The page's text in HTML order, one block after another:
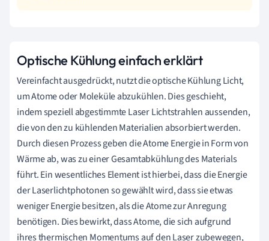
Optische Kühlung einfach erklärt
Vereinfacht ausgedrückt, nutzt die optische Kühlung Licht,
um Atome oder Moleküle abzukühlen. Dies geschieht,
indem speziell abgestimmte Laser Lichtstrahlen aussenden,
die von den zu kühlenden Materialien absorbiert werden.
Durch diesen Prozess geben die Atome Energie in Form von
Wärme ab, was zu einer Gesamtabkühlung des Materials
führt. Ein wesentliches Element ist hierbei, dass die Energie
der Laserlichtphotonen so gewählt wird, dass sie etwas
weniger Energie besitzen, als die Atome zur Anregung
benötigen. Dies bewirkt, dass Atome, die sich aufgrund
ihres thermischen Momentums auf den Laser zubewegen,